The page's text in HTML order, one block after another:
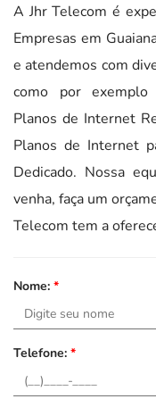
A Jhr Telecom é
Empresas em
e atendemos com
como por exemplo
Planos de Internet
Planos de Internet
Dedicado. Nossa
venha, faça um
Telecom tem a
Nome: *
Telefone: *